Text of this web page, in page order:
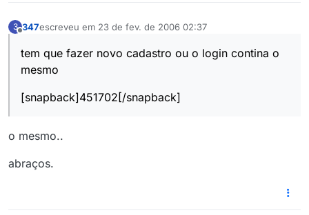
3 347escreveu em 23 de fev. de 2006 02:37
última edição por
tem que fazer novo cadastro ou o login contina o
mesmo
[snapback]451702[/snapback]
o mesmo..
abraços.